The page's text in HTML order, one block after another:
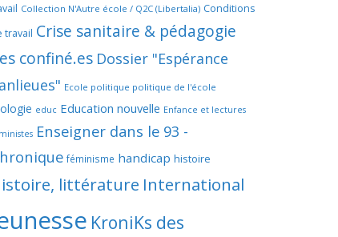
Collection N'Autre école / Q2C (Libertalia) Conditions
travail Crise sanitaire & pédagogie
confiné.es Dossier "Espérance
Ecole politique politique de l'école
educ Education nouvelle Enfance et lectures
Enseigner dans le 93 -
féminisme handicap histoire
littérature International
KroniKs des